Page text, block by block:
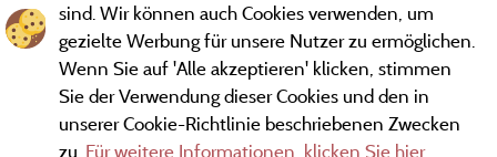
sind. Wir können auch Cookies verwenden, um
gezielte Werbung für unsere Nutzer zu ermöglichen.
Wenn Sie auf 'Alle akzeptieren' klicken, stimmen
Sie der Verwendung dieser Cookies und den in
unserer Cookie-Richtlinie beschriebenen Zwecken
zu. Für weitere Informationen, klicken Sie hier